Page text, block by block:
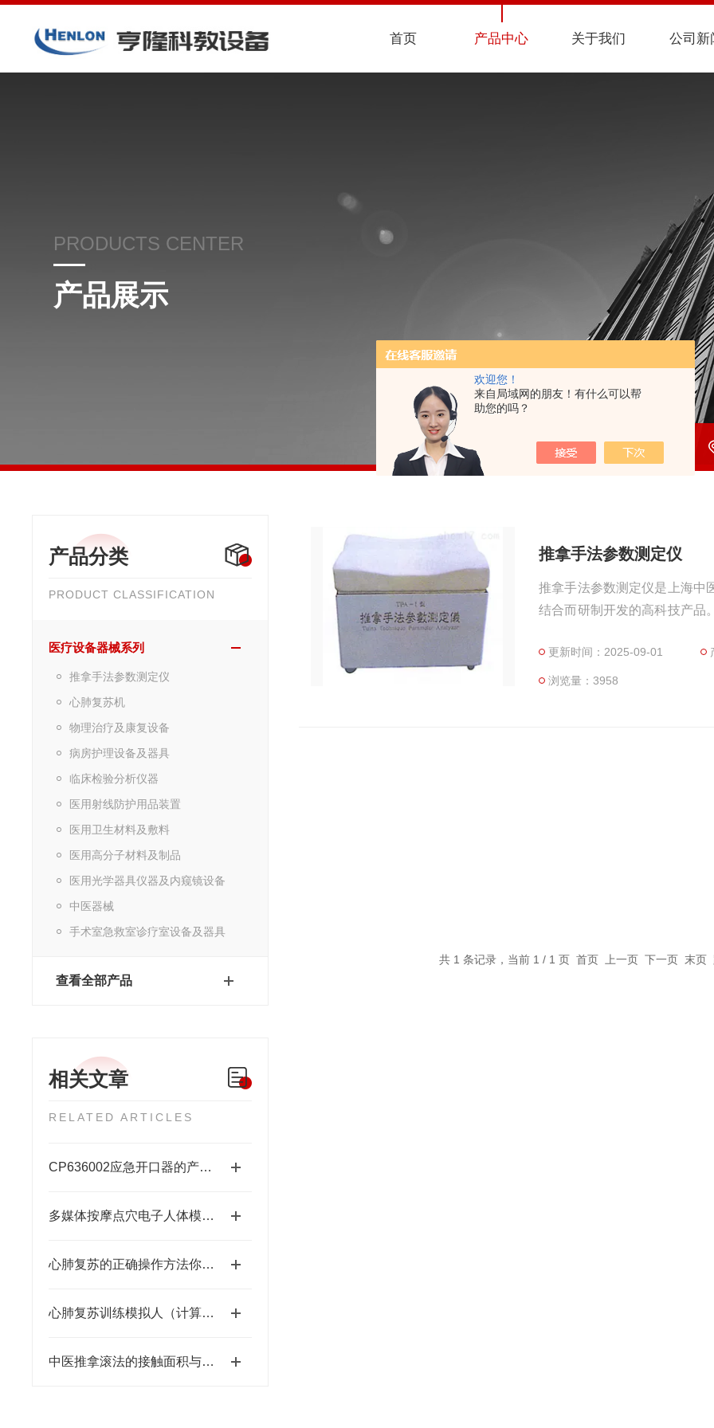
欢迎您！
来自局域网的朋友！有什么可以帮
助您的吗？
首页 产品中心 关于我们 公司新
PRODUCTS CENTER
产品展示
产品分类
PRODUCT CLASSIFICATION
医疗设备器械系列
推拿手法参数测定仪
心肺复苏机
物理治疗及康复设备
病房护理设备及器具
临床检验分析仪器
医用射线防护用品装置
医用卫生材料及敷料
医用高分子材料及制品
医用光学器具仪器及内窥镜设备
中医器械
手术室急救室诊疗室设备及器具
查看全部产品
相关文章
RELATED ARTICLES
CP636002应急开口器的产品特点
多媒体按摩点穴电子人体模型的应用价值介绍
心肺复苏的正确操作方法你操作对了吗？
心肺复苏训练模拟人（计算机控制）
中医推拿滚法的接触面积与图像研究
推拿手法参数测定仪
推拿手法参数测定仪是上海中
结合而研制开发的高科技产品
并进行量化和客观化研究，
示范带有主观性、随意性。
后，由电脑对所有获得资料进
更新时间：2025-09-01
浏览量：3958
共 1 条记录，当前 1 / 1 页 首页 上一页 下一页 末页